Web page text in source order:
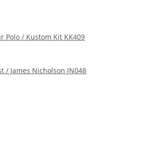
Polo / Kustom Kit KK409